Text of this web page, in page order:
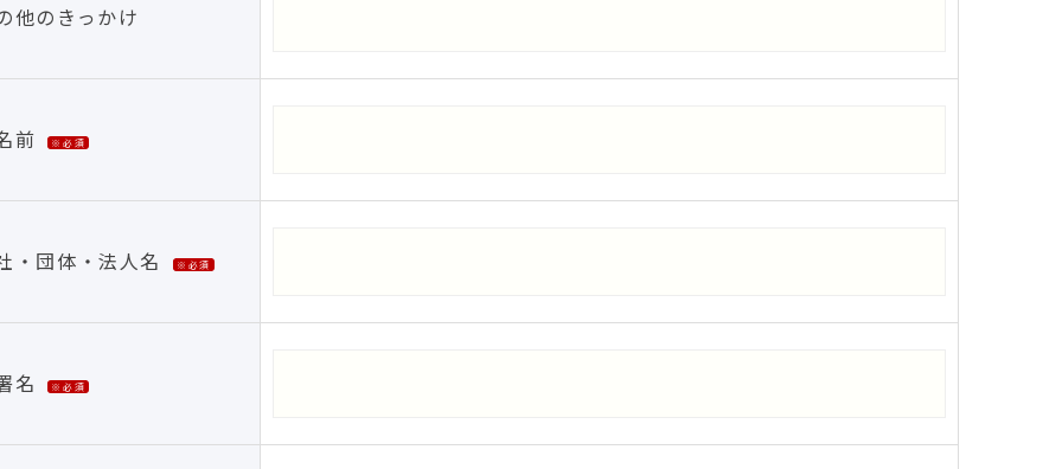
他のきっかけ
前 ※必須
・団体・法人名 ※必須
名 ※必須